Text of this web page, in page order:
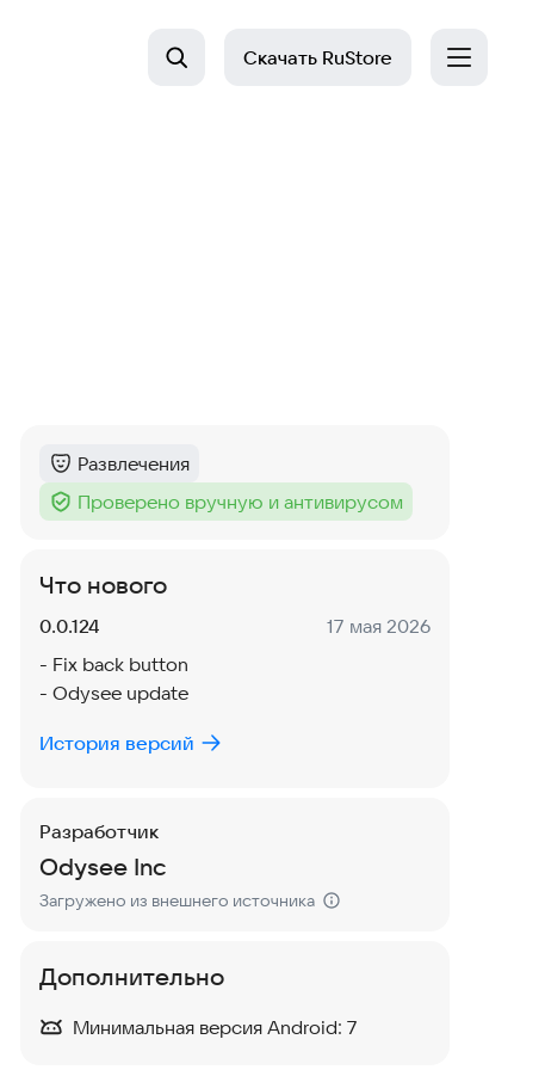
Скачать RuStore
Категория :
Развлечения
Тег :
Проверено вручную и антивирусом
Что нового
Версия:
0.0.124 Дата:
17 мая 2026
- Fix back button
- Odysee update
История версий
Разработчик
Odysee Inc
Загружено из внешнего источника
Дополнительно
Минимальная версия Android: 7